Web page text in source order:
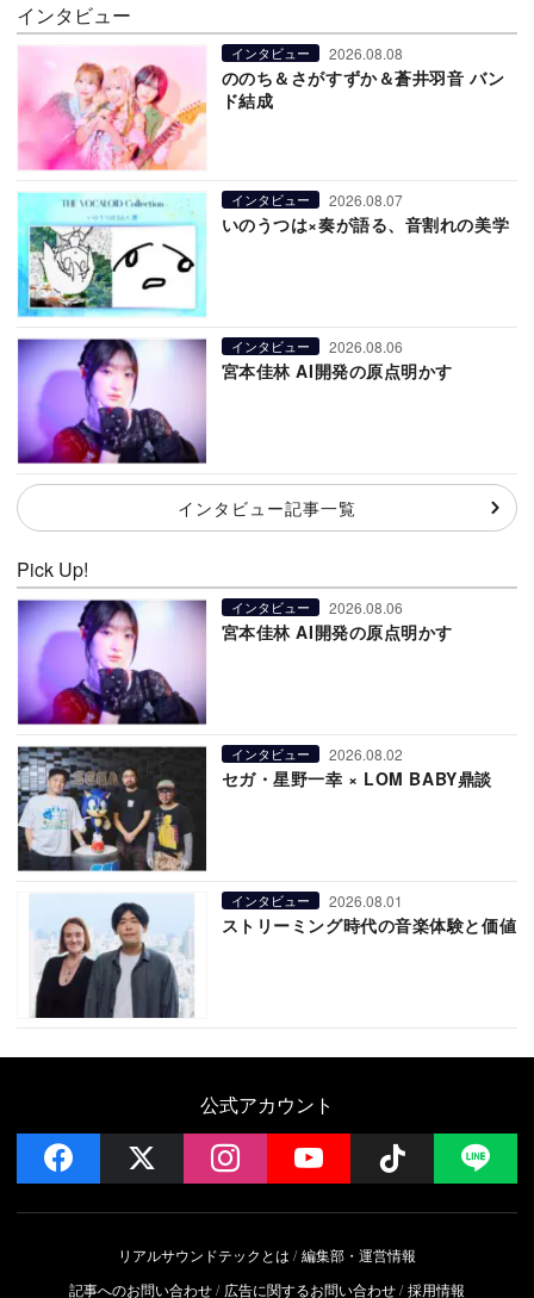
インタビュー
インタビュー 2026.08.08
ののち＆さがすずか＆蒼井羽音 バン
ド結成
インタビュー 2026.08.07
いのうつは×奏が語る、音割れの美学
インタビュー 2026.08.06
宮本佳林 AI開発の原点明かす
インタビュー記事一覧
Pick Up!
インタビュー 2026.08.06
宮本佳林 AI開発の原点明かす
インタビュー 2026.08.02
セガ・星野一幸 × LOM BABY鼎談
インタビュー 2026.08.01
ストリーミング時代の音楽体験と価値
公式アカウント
facebook instagramYouTube Follow
リアルサウンドテックとは
編集部・運営情報
記事へのお問い合わせ
広告に関するお問い合わせ 採用情報